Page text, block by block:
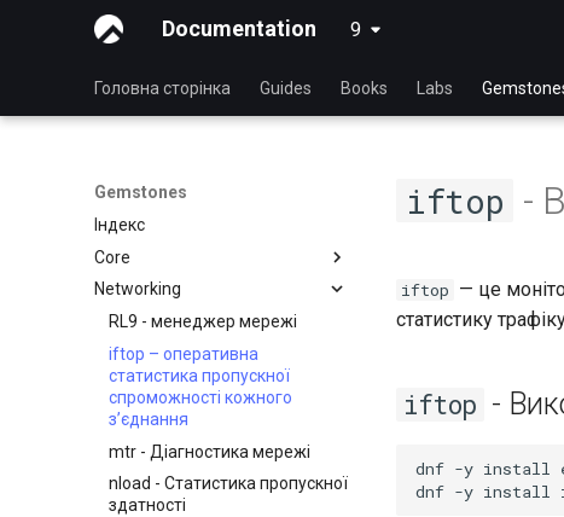
Documentation 9 latest
Головна сторінка Guides Books Labs
Gemstones
Індекс
Core
Перегляд поточної
конфігурації ядра
Networking
RL9 - менеджер мережі
iftop – оперативна
статистика пропускної
спроможності кожного
з’єднання
mtr - Діагностика мережі
nload - Статистика пропускної
здатності
iftop -
iftop — це
статистику
iftop -
dnf -y install
dnf -y install